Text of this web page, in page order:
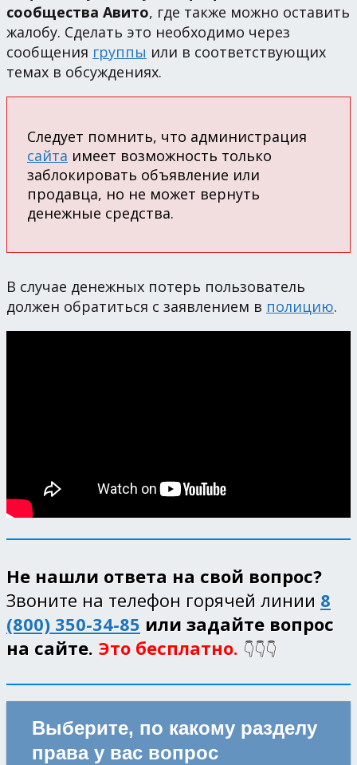
сообщества Авито, где также можно оставить
жалобу. Сделать это необходимо через
сообщения группы или в соответствующих
темах в обсуждениях.
Следует помнить, что администрация
сайта имеет возможность только
заблокировать объявление или
продавца, но не может вернуть
денежные средства.
В случае денежных потерь пользователь
должен обратиться с заявлением в полицию.
Не нашли ответа на свой вопрос?
Звоните на телефон горячей линии 8
(800) 350-34-85 или задайте вопрос
на сайте. Это бесплатно. 👇👇👇